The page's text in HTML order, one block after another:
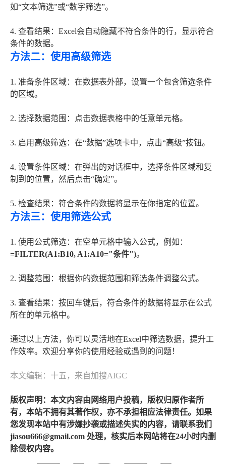
如“文本筛选”或“数字筛选”。
4. 查看结果：Excel会自动隐藏不符合条件的行，显示符合
条件的数据。
方法二：使用高级筛选
1. 准备条件区域：在数据表外部，设置一个包含筛选条件
的区域。
2. 选择数据范围：点击数据表格中的任意单元格。
3. 启用高级筛选：在“数据”选项卡中，点击“高级”按钮。
4. 设置条件区域：在弹出的对话框中，选择条件区域和复
制到的位置，然后点击“确定”。
5. 检查结果：符合条件的数据将显示在你指定的位置。
方法三：使用筛选公式
1. 使用公式筛选：在空单元格中输入公式，例如：
=FILTER(A1:B10, A1:A10="条件")。
2. 调整范围：根据你的数据范围和筛选条件调整公式。
3. 查看结果：按回车键后，符合条件的数据将显示在公式
所在的单元格中。
通过以上方法，你可以灵活地在Excel中筛选数据，提升工
作效率。欢迎分享你的使用经验或遇到的问题！
本文编辑：十五，来自加搜AIGC
版权声明：本文内容由网络用户投稿，版权归原作者所
有，本站不拥有其著作权，亦不承担相应法律责任。如果
您发现本站中有涉嫌抄袭或描述失实的内容，请联系我们
jiasou666@gmail.com 处理，核实后本网站将在24小时内删
除侵权内容。